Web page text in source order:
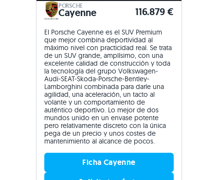
PORSCHE
Cayenne 116.879 €
El Porsche Cayenne es el SUV Premium
que mejor combina deportividad al
máximo nivel con practicidad real. Se trata
de un SUV grande, amplísimo, con una
excelente calidad de construcción y toda
la tecnología del grupo Volkswagen-
Audi-SEAT-Skoda-Porsche-Bentley-
Lamborghini combinada para darle una
agilidad, una aceleración, un tacto al
volante y un comportamiento de
auténtico deportivo. Lo mejor de dos
mundos unido en un envase potente
pero relativamente discreto con la única
pega de un precio y unos costes de
mantenimiento al alcance de pocos.
Ficha Cayenne